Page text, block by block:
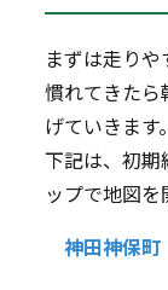
まずは走りや
慣れてきた
げていきます。
下記は、初期
ップで地図を
神田神保町